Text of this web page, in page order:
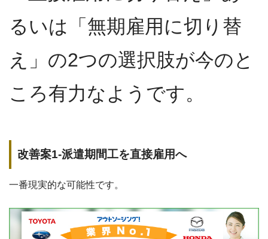
るいは「無期雇用に切り替
え」の2つの選択肢が今のと
ころ有力なようです。
改善案1-派遣期間工を直接雇用へ
一番現実的な可能性です。